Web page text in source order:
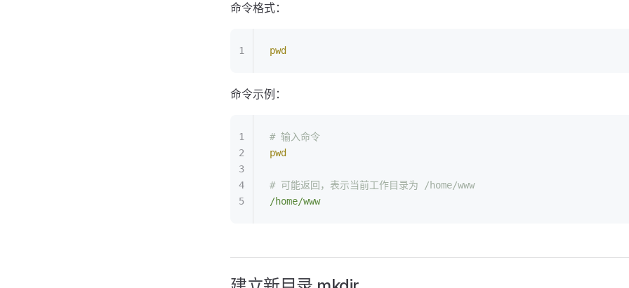
命令格式：
pwd
命令示例：
# 输入命令
pwd
# 可能返回，表示当前工作目录为 /home/www
/home/www